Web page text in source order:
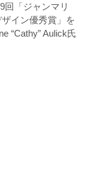
回「ジャンマリ
イン優秀賞」を
“Cathy” Aulick氏